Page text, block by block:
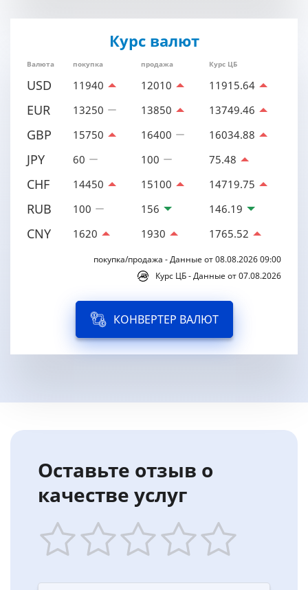
Курс валют
Валюта покупка продажа Курс ЦБ
USD 11940 12010 11915.64
EUR 13250 13850 13749.46
GBP 15750 16400 16034.88
JPY 60 100 75.48
CHF 14450 15100 14719.75
RUB 100 156 146.19
CNY 1620 1930 1765.52
покупка/продажа - Данные от 08.08.2026 09:00
Курс ЦБ - Данные от 07.08.2026
КОНВЕРТЕР ВАЛЮТ
Оставьте отзыв о
качестве услуг